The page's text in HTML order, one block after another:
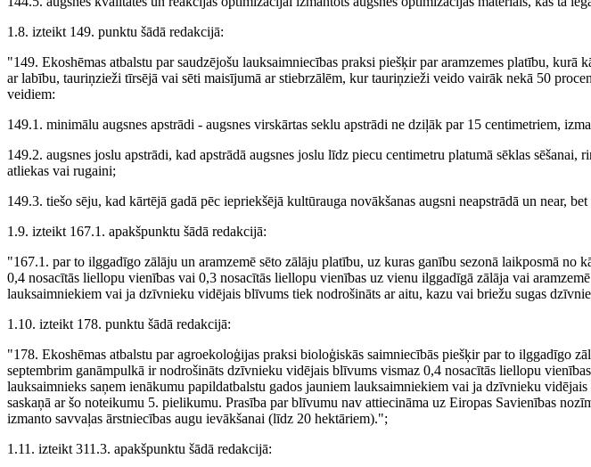
1.8. izteikt 149. punktu šādā redakcijā:
"149. Ekoshēmas atbalstu par saudzējošu lauksaimniecības praksi piešķir par aramzemes platību,
ar labību, tauriņzieži tīrsējā vai sēti maisījumā ar stiebrzālēm, kur tauriņzieži veido vairāk nekā 50
veidiem:
149.1. minimālu augsnes apstrādi - augsnes virskārtas seklu apstrādi ne dziļāk par 15 centimetriem,
149.2. augsnes joslu apstrādi, kad apstrādā augsnes joslu līdz piecu centimetru platumā sēklas
atliekas vai rugaini;
149.3. tiešo sēju, kad kārtējā gadā pēc iepriekšējā kultūrauga novākšanas augsni neapstrādā un near,
1.9. izteikt 167.1. apakšpunktu šādā redakcijā:
"167.1. par to ilggadīgo zālāju un aramzemē sēto zālāju platību, uz kuras ganību sezonā laikposmā
0,4 nosacītās liellopu vienības vai 0,3 nosacītās liellopu vienības uz vienu ilggadīgā zālāja vai
lauksaimniekiem vai ja dzīvnieku vidējais blīvums tiek nodrošināts ar aitu, kazu vai briežu sugas
1.10. izteikt 178. punktu šādā redakcijā:
"178. Ekoshēmas atbalstu par agroekoloģijas praksi bioloģiskās saimniecībās piešķir par to ilggadīgo
septembrim ganāmpulkā ir nodrošināts dzīvnieku vidējais blīvums vismaz 0,4 nosacītās liellopu
lauksaimnieks saņem ienākumu papildatbalstu gados jauniem lauksaimniekiem vai ja dzīvnieku
saskaņā ar šo noteikumu 5. pielikumu. Prasība par blīvumu nav attiecināma uz Eiropas Savienības
izmanto savvaļas ārstniecības augu ievākšanai (līdz 20 hektāriem).";
1.11. izteikt 311.3. apakšpunktu šādā redakcijā: